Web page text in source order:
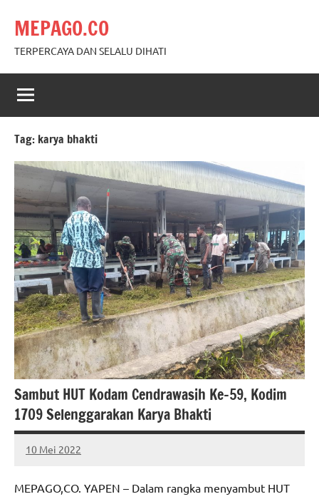
content
MEPAGO.CO
TERPERCAYA DAN SELALU DIHATI
Tag: karya bhakti
Sambut HUT Kodam Cendrawasih Ke-59, Kodim
1709 Selenggarakan Karya Bhakti
10 Mei 2022
MEPAGO
No
MEPAGO,CO. YAPEN – Dalam rangka menyambut HUT